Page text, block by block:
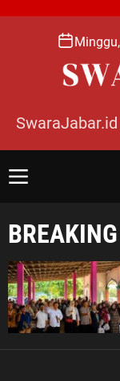
o
M
u
DPR RI
Perkuat
Pesantren